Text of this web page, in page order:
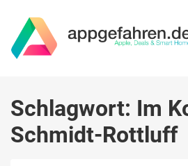
Schlagwort: Im
Schmidt-Rottluff